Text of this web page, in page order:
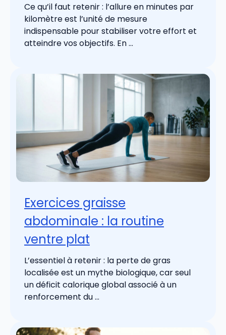
Ce qu’il faut retenir : l’allure en minutes par
kilomètre est l’unité de mesure
indispensable pour stabiliser votre effort et
atteindre vos objectifs. En ...
Exercices graisse
abdominale : la routine
ventre plat
L’essentiel à retenir : la perte de gras
localisée est un mythe biologique, car seul
un déficit calorique global associé à un
renforcement du ...